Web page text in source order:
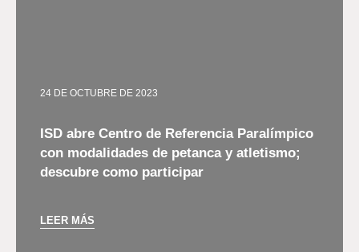
24 DE OCTUBRE DE 2023
ISD abre Centro de Referencia Paralímpico
con modalidades de petanca y atletismo;
descubre como participar
LEER MÁS